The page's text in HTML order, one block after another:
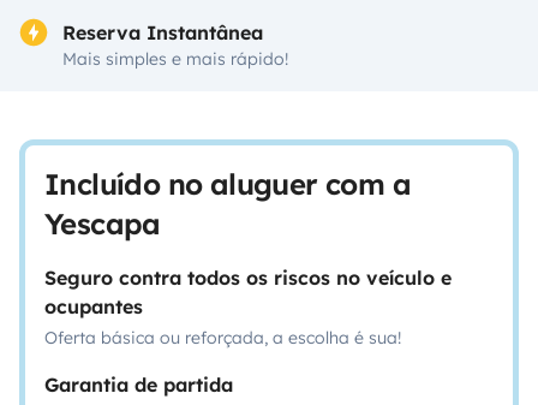
Reserva Instantânea
Mais simples e mais rápido!
Incluído no aluguer com a
Yescapa
Seguro contra todos os riscos no veículo e
ocupantes
Oferta básica ou reforçada, a escolha é sua!
Garantia de partida